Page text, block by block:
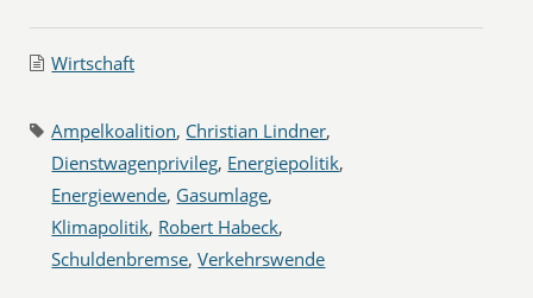
Wirtschaft
Ampelkoalition, Christian Lindner,
Dienstwagenprivileg, Energiepolitik,
Energiewende, Gasumlage,
Klimapolitik, Robert Habeck,
Schuldenbremse,Verkehrswende